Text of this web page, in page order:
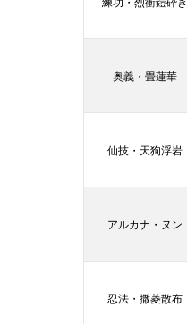
奥義・畳蓮華
仙技・天狗浮岩
アルカナ・ヌン
忍法・撒菱散布